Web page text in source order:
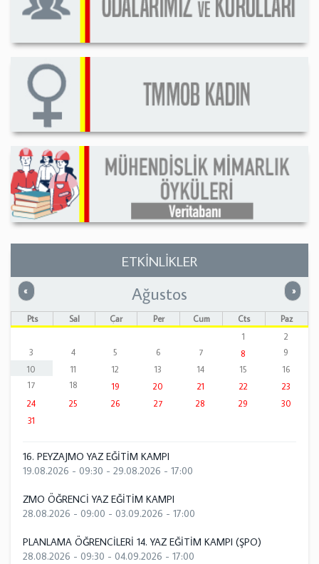
ETKİNLİKLER
« Önceki »
Ağustos
Pts Sal Çar Per Cum Cts
Paz
1
2
3
4 5 6 7 8
9
10
11 12 13 14 15
16
17
18 19 20 21 22
23
24
25 26 27 28 29
30
31
16. PEYZAJMO YAZ EĞİTİM KAMPI
19.08.2026 - 09:30 - 29.08.2026 - 17:00
ZMO ÖĞRENCİ YAZ EĞİTİM KAMPI
28.08.2026 - 09:00 - 03.09.2026 - 17:00
PLANLAMA ÖĞRENCİLERİ 14. YAZ EĞİTİM KAMPI (ŞPO)
28.08.2026 - 09:30 - 04.09.2026 - 17:00